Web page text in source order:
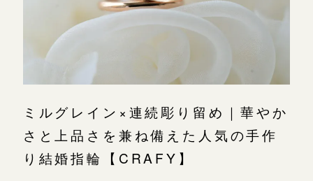
ミルグレイン×連続彫り留め｜華やか
さと上品さを兼ね備えた人気の手作
り結婚指輪【CRAFY】